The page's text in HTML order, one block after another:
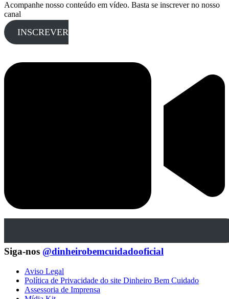
Acompanhe nosso conteúdo em vídeo. Basta se inscrever no nosso
canal
INSCREVER
Siga-nos @dinheirobemcuidadooficial
Aviso Legal
Política de Privacidade do site Dinheiro Bem Cuidado
Assessoria de Imprensa